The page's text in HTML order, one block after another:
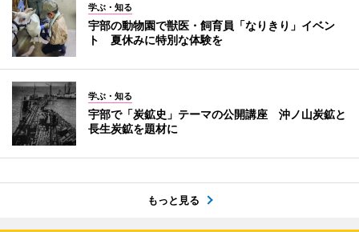
学ぶ・知る
宇部の動物園で獣医・飼育員「なりきり」イベン
ト 夏休みに特別な体験を
学ぶ・知る
宇部で「炭鉱史」テーマの公開講座 沖ノ山炭鉱と
長生炭鉱を題材に
もっと見る